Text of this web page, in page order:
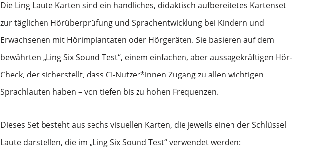
Die Ling Laute Karten sind ein handliches, didaktisch aufbereitetes Kartenset
zur täglichen Hörüberprüfung und Sprachentwicklung bei Kindern und
Erwachsenen mit Hörimplantaten oder Hörgeräten. Sie basieren auf dem
bewährten „Ling Six Sound Test“, einem einfachen, aber aussagekräftigen Hör-
Check, der sicherstellt, dass CI-Nutzer*innen Zugang zu allen wichtigen
Sprachlauten haben – von tiefen bis zu hohen Frequenzen.
Dieses Set besteht aus sechs visuellen Karten, die jeweils einen der Schlüssel
Laute darstellen, die im „Ling Six Sound Test“ verwendet werden: